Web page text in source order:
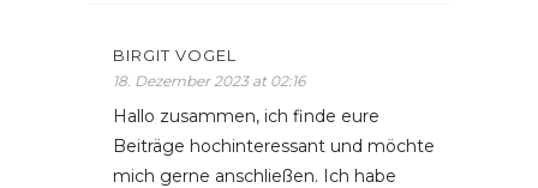
BIRGIT VOGEL
18. Dezember 2023 at 02:16
Hallo zusammen, ich finde eure
Beiträge hochinteressant und möchte
mich gerne anschließen. Ich habe